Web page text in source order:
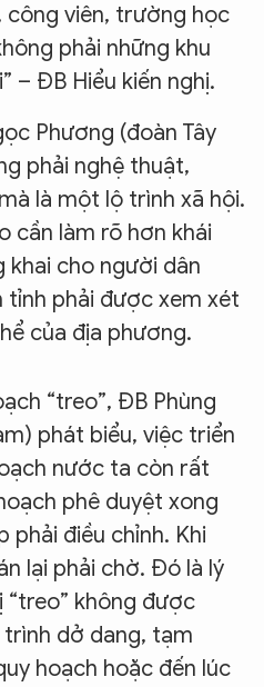
công viên, trường học
phải những khu
– ĐB Hiểu kiến nghị.
Phương (đoàn Tây
phải nghệ thuật,
là một lộ trình xã hội.
cần làm rõ hơn khái
khai cho người dân
phải được xem xét
của địa phương.
“treo”, ĐB Phùng
phát biểu, việc triển
nước ta còn rất
phê duyệt xong
phải điều chỉnh. Khi
lại phải chờ. Đó là lý
“treo” không được
dở dang, tạm
hoạch hoặc đến lúc